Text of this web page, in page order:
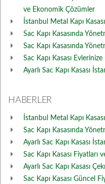
ve Ekonomik Çözümler
İstanbul Metal Kapı
Sac Kapı Kasasında
Sac Kapı Kasasında
Sac Kapı Kasası
Ayarlı Sac Kapı Kasası
HABERLER
İstanbul Metal Kapı
Sac Kapı Kasasında
Ayarlı Sac Kapı Kasası
Sac Kapı Kasası Fiyatları
Ayarlı Sac Kapı Kasası
Sac Kapı Kasası Güncel